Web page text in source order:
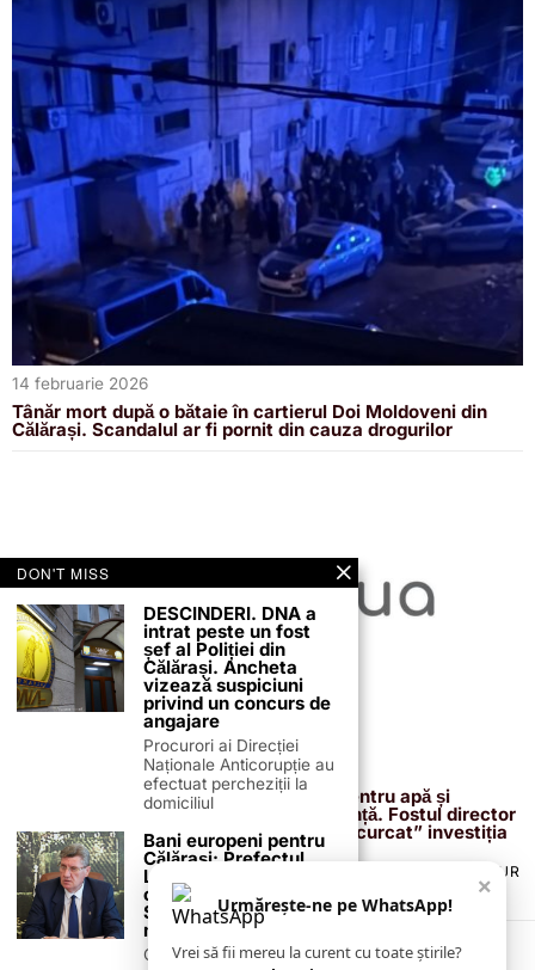
14 februarie 2026
Tânăr mort după o bătaie în cartierul Doi Moldoveni din
Călărași. Scandalul ar fi pornit din cauza drogurilor
13 februarie 2026
Proiectul de 400 de milioane de euro pentru apă și
canalizare, confirmat definitiv de instanță. Fostul director
reacționează după acuzațiile că ar fi „încurcat” investiția
TERMENI ȘI CONDIȚII
POLITICA DE ANULARE & RETUR
PUBLICITATE ONLINE & TIPĂRITĂ
CONTACT
ZIARUL ANUNȚUL CĂLĂRĂȘEAN
×
Urmărește-ne pe WhatsApp!
Vrei să fii mereu la curent cu toate știrile?
DON'T MISS
DESCINDERI. DNA a
intrat peste un fost
șef al Poliției din
Călărași. Ancheta
vizează suspiciuni
privind un concurs de
angajare
Procurori ai Direcției
Naționale Anticorupție au
efectuat percheziții la
domiciliul
Bani europeni pentru
Călărași: Prefectul
Laurențiu State anunță
colaborarea cu ADR
Sud-Muntenia pentru
noi finanțări
Călărașul se pregătește